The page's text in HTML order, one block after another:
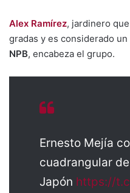
Alex Ramírez, jardinero
gradas y es considerado
NPB, encabeza el grupo.
Ernesto Mejía
cuadrangular
Japón https://